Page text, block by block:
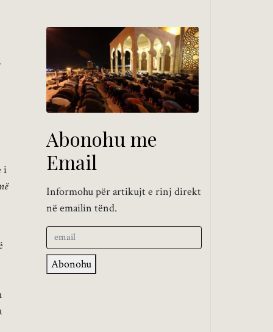
i
Abonohu me
Email
Informohu për artikujt e rinj direkt
në emailin tënd.
Abonohu